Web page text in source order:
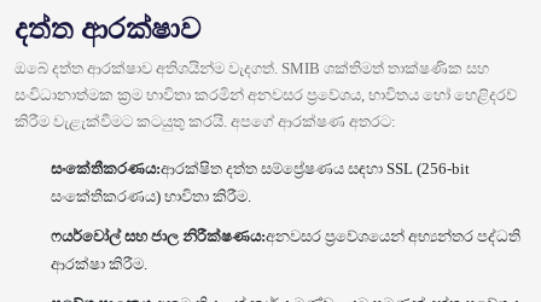
දත්ත ආරක්ෂාව
ඔබේ දත්ත ආරක්ෂාව අතිශයින්ම වැදගත්. SMIB ශක්තිමත් තාක්ෂණික සහ
සංවිධානාත්මක ක්‍රම භාවිතා කරමින් අනවසර ප්‍රවේශය, භාවිතය හෝ හෙළිදරව්
කිරීම වැළැක්වීමට කටයුතු කරයි. අපගේ ආරක්ෂණ අතරට:
සංකේතීකරණය:ආරක්ෂිත දත්ත සම්ප්‍රේෂණය සඳහා SSL (256-bit
සංකේතීකරණය) භාවිතා කිරීම.
ෆයර්වෝල් සහ ජාල නිරීක්ෂණය:අනවසර ප්‍රවේශයෙන් අභ්‍යන්තර පද්ධති
ආරක්ෂා කිරීම.